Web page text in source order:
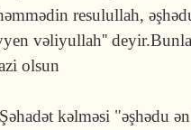
resulullah,
vəliyullah''
olsun
kəlməsi "əşhədu